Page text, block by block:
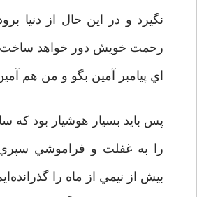
نگيرد و در اين حال از دنيا
رحمت خويش دور خواهد
اي پيامبر آمين بگو و من هم
پس بايد بسيار هوشيار بود که
را به غفلت و فراموشي
بيش از نيمي از ماه را